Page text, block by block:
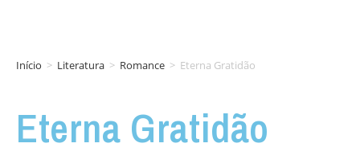
Início > Literatura > Romance > Eterna Gratidão
Eterna Gratidão